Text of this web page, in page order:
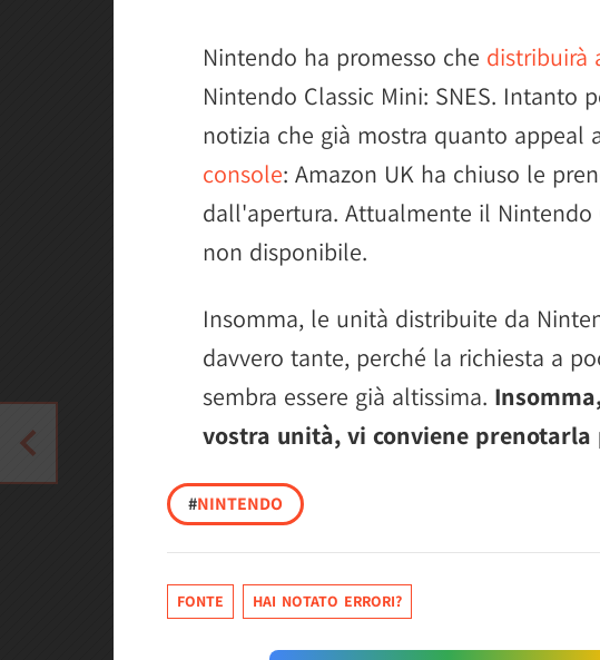
Nintendo ha promesso che distribuirà
Nintendo Classic Mini: SNES. Intanto
notizia che già mostra quanto appeal
console: Amazon UK ha chiuso le
dall'apertura. Attualmente il Nintendo
non disponibile.
Insomma, le unità distribuite da
davvero tante, perché la richiesta a
sembra essere già altissima.
vostra unità, vi conviene prenotarla
#NINTENDO
FONTE HAI NOTATO ERRORI?